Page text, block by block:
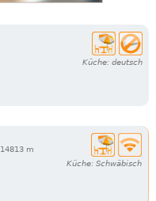
Küche: deutsch
14813 m
Küche: Schwäbisch